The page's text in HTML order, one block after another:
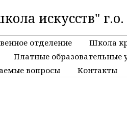
искусств"
отделение Школа
Платные образовательные
вопросы
Контакты